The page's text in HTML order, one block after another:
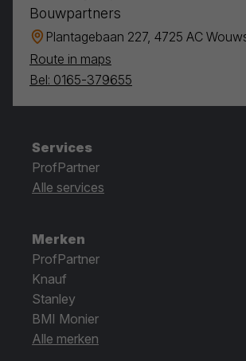
Bouwpartners
Plantagebaan 227, 4725 AC
Route in maps
Bel: 0165-379655
Services
ProfPartner
Alle services
Merken
ProfPartner
Knauf
Stanley
BMI Monier
Alle merken